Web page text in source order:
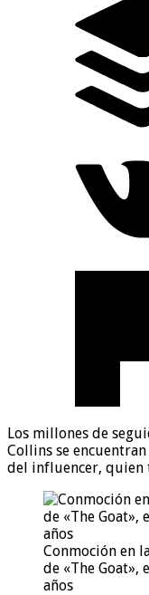
Los millones de
Collins se
del influencer, quien
Conmoción en
de «The Goat»,
años